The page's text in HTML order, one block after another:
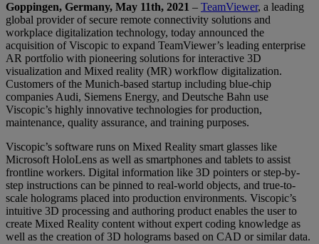
Goppingen, Germany, May 11th, 2021 – TeamViewer, a leading
global provider of secure remote connectivity solutions and
workplace digitalization technology, today announced the
acquisition of Viscopic to expand TeamViewer’s leading enterprise
AR portfolio with pioneering solutions for interactive 3D
visualization and Mixed reality (MR) workflow digitalization.
Customers of the Munich-based startup including blue-chip
companies Audi, Siemens Energy, and Deutsche Bahn use
Viscopic’s highly innovative technologies for production,
maintenance, quality assurance, and training purposes.
Viscopic’s software runs on Mixed Reality smart glasses like
Microsoft HoloLens as well as smartphones and tablets to assist
frontline workers. Digital information like 3D pointers or step-by-
step instructions can be pinned to real-world objects, and true-to-
scale holograms placed into production environments. Viscopic’s
intuitive 3D processing and authoring product enables the user to
create Mixed Reality content without expert coding knowledge as
well as the creation of 3D holograms based on CAD or similar data.